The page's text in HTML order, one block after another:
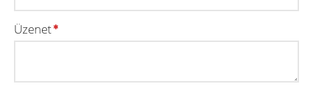
Üzenet